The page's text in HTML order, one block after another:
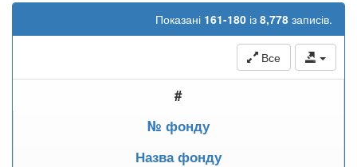
Показані 161-180 із 8,778 записів.
Все
#
№ фонду
Назва фонду